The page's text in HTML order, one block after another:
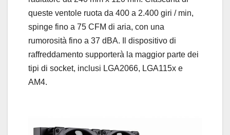
queste ventole ruota da 400 a 2.400 giri / min,
spinge fino a 75 CFM di aria, con una
rumorosità fino a 37 dBA. Il dispositivo di
raffreddamento supporterà la maggior parte dei
tipi di socket, inclusi LGA2066, LGA115x e
AM4.